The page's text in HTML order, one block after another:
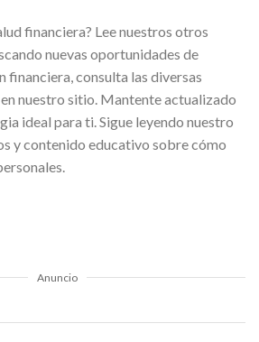
financiera? Lee nuestros otros
nuevas oportunidades de
financiera, consulta las diversas
nuestro sitio. Mantente actualizado
ideal para ti. Sigue leyendo nuestro
y contenido educativo sobre cómo
Anuncio